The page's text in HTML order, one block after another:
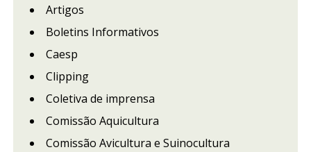
Artigos
Boletins Informativos
Caesp
Clipping
Coletiva de imprensa
Comissão Aquicultura
Comissão Avicultura e Suinocultura